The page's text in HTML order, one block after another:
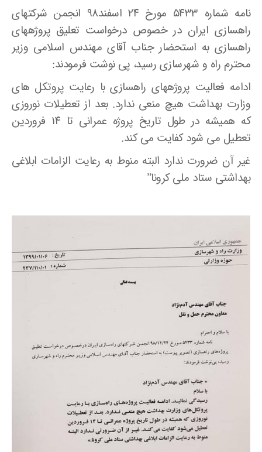
نامه شماره ۵۴۳۳ مورخ ۲۴ اسفند98 انجمن شرکتهای
راهسازی ایران در خصوص درخواست تعلیق پروژههای
راهسازی به استحضار جناب آقای مهندس اسلامی وزیر
محترم راه و شهرسازی رسید، پی نوشت فرمودند:
ادامه فعالیت پروژههای راهسازی با رعایت پروتکل های
وزارت بهداشت هیچ منعی ندارد. بعد از تعطیلات نوروزی
که همیشه در طول تاریخ پروژه عمرانی تا ۱۴ فروردین
تعطیل می شود کفایت می کند.
غیر آن ضرورت ندارد البته منوط به رعایت الزامات ابلاغی
بهداشتی ستاد ملی کرونا”